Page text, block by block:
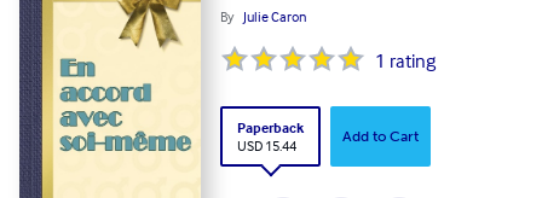
By Julie Caron
1 rating
Paperback
USD 15.44
Add to Cart